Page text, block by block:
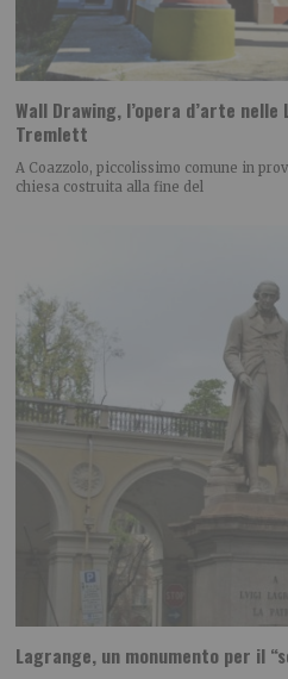
Wall Drawing, l’opera d’arte
Tremlett
A Coazzolo, piccolissimo comune in
chiesa costruita alla fine del
Lagrange, un monumento per il